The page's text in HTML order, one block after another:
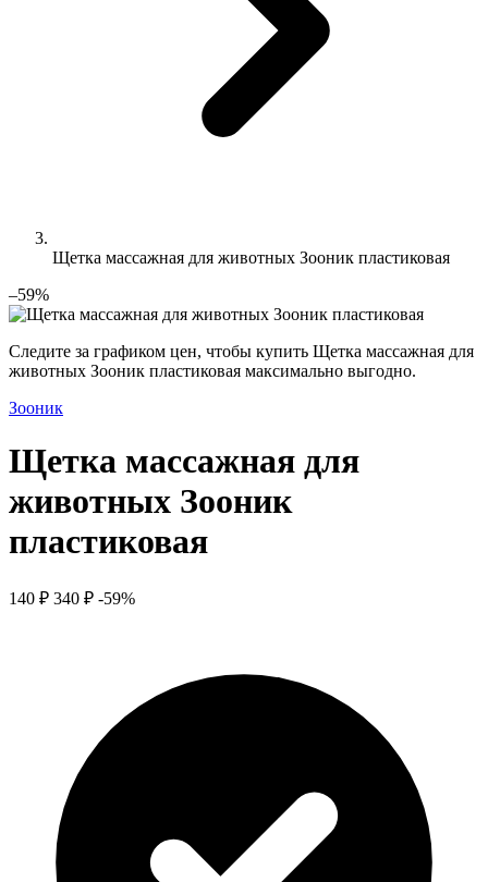
Щетка массажная для животных Зооник пластиковая
–59%
Следите за графиком цен, чтобы купить Щетка массажная для
животных Зооник пластиковая максимально выгодно.
Зооник
Щетка массажная для
животных Зооник
пластиковая
140 ₽ 340 ₽ -59%